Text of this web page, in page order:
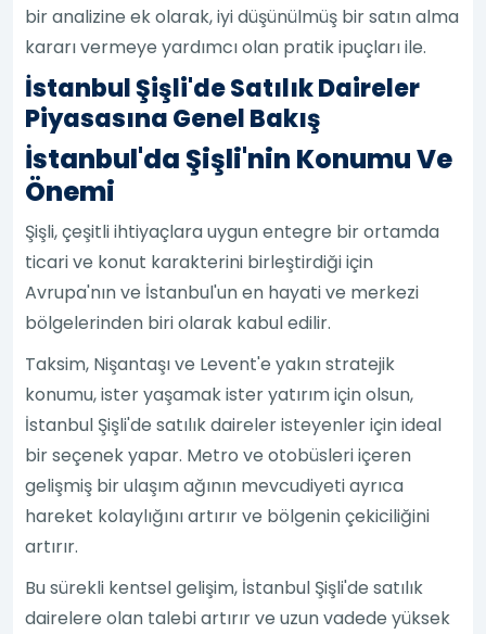
bir analizine ek olarak, iyi düşünülmüş bir satın alma
kararı vermeye yardımcı olan pratik ipuçları ile.
İstanbul Şişli'de Satılık Daireler
Piyasasına Genel Bakış
İstanbul'da Şişli'nin Konumu Ve
Önemi
Şişli, çeşitli ihtiyaçlara uygun entegre bir ortamda
ticari ve konut karakterini birleştirdiği için
Avrupa'nın ve İstanbul'un en hayati ve merkezi
bölgelerinden biri olarak kabul edilir.
Taksim, Nişantaşı ve Levent'e yakın stratejik
konumu, ister yaşamak ister yatırım için olsun,
İstanbul Şişli'de satılık daireler isteyenler için ideal
bir seçenek yapar. Metro ve otobüsleri içeren
gelişmiş bir ulaşım ağının mevcudiyeti ayrıca
hareket kolaylığını artırır ve bölgenin çekiciliğini
artırır.
Bu sürekli kentsel gelişim, İstanbul Şişli'de satılık
dairelere olan talebi artırır ve uzun vadede yüksek